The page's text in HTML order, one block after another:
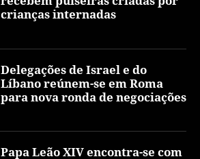
crianças internadas
Delegações de Israel e do
Líbano reúnem-se em Roma
para nova ronda de negociações
Papa Leão XIV encontra-se com